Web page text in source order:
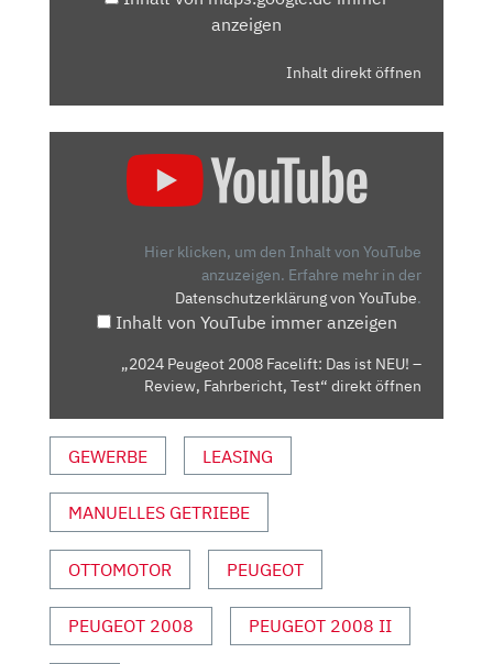
anzeigen
Inhalt direkt öffnen
FAHRBERICHT,
VON
YOUTUBE
Hier klicken, um den Inhalt von YouTube
anzuzeigen. Erfahre mehr in der
Datenschutzerklärung von YouTube.
Inhalt von YouTube immer anzeigen
„2024 Peugeot 2008 Facelift: Das ist NEU! –
Review, Fahrbericht, Test“ direkt öffnen
GEWERBE LEASING
MANUELLES GETRIEBE
OTTOMOTOR PEUGEOT
PEUGEOT 2008 PEUGEOT 2008 II